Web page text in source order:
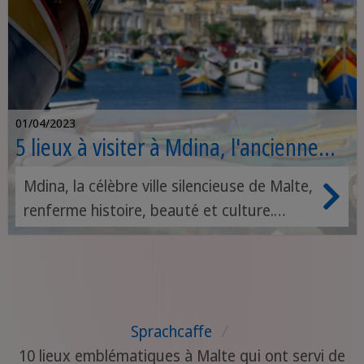
01/04/2023
5 lieux à visiter à Mdina, l'ancienne
capitale de Malte
Mdina, la célèbre ville silencieuse de Malte,
renferme histoire, beauté et culture.
Cette vieille ville entourée de remparts a
premier évêque de Malte par saint Paul,
aurait construit un palais et y aurait vécu
Sprachcaffe /
10 lieux emblématiques à Malte qui ont servi de